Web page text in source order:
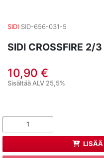
SIDI SID-656-031-5
SIDI CROSSFIRE 2/
10,90 €
Sisältää ALV 25,5%
LISÄÄ